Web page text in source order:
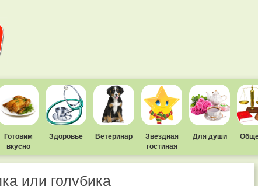
Готовим
вкусно
Здоровье Ветеринар
Звездная
гостиная
Для души
или голубика